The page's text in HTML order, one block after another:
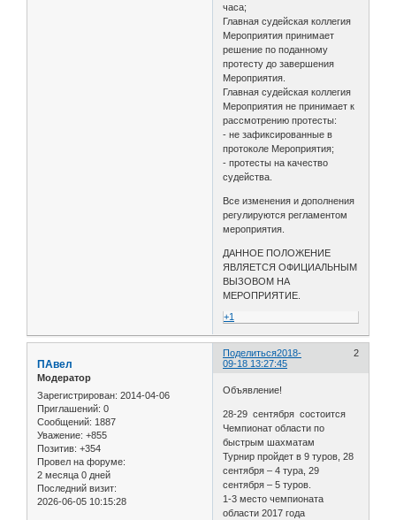
часа;
Главная судейская коллегия
Мероприятия принимает
решение по поданному
протесту до завершения
Мероприятия.
Главная судейская коллегия
Мероприятия не принимает к
рассмотрению протесты:
- не зафиксированные в
протоколе Мероприятия;
- протесты на качество
судейства.
Все изменения и дополнения
регулируются регламентом
мероприятия.
ДАННОЕ ПОЛОЖЕНИЕ
ЯВЛЯЕТСЯ ОФИЦИАЛЬНЫМ
ВЫЗОВОМ НА
МЕРОПРИЯТИЕ.
+1
Поделиться 2
2018-
09-18 13:27:45
ПАвел
Модератор
Зарегистрирован: 2014-04-06
Приглашений: 0
Сообщений: 1887
Уважение: +855
Позитив: +354
Провел на форуме:
2 месяца 0 дней
Последний визит:
2026-06-05 10:15:28
Объявление!
28-29 сентября состоится
Чемпионат области по
быстрым шахматам
Турнир пройдет в 9 туров, 28
сентября – 4 тура, 29
сентября – 5 туров.
1-3 место чемпионата
области 2017 года